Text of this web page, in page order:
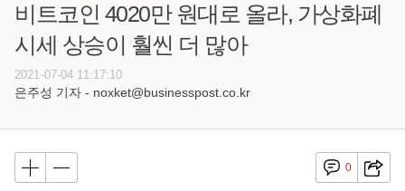
비트코인 4020만 원대로 올라, 가상화폐
시세 상승이 훨씬 더 많아
2021-07-04 11:17:10
은주성 기자 - noxket@businesspost.co.kr
0